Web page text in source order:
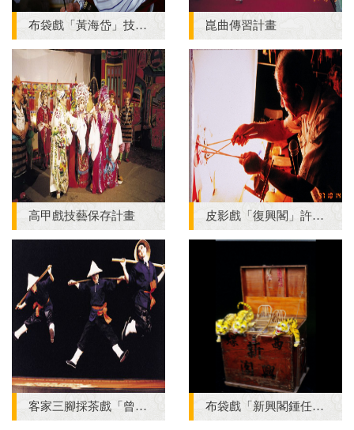
布袋戲「黃海岱」技藝保存計畫 崑曲傳習計畫
高甲戲技藝保存計畫 皮影戲「復興閣」許福能技藝保存計畫案
客家三腳採茶戲「曾先枝、謝顯魁等人」技藝保存案 布袋戲「新興閣鍾任壁」技藝保存計畫